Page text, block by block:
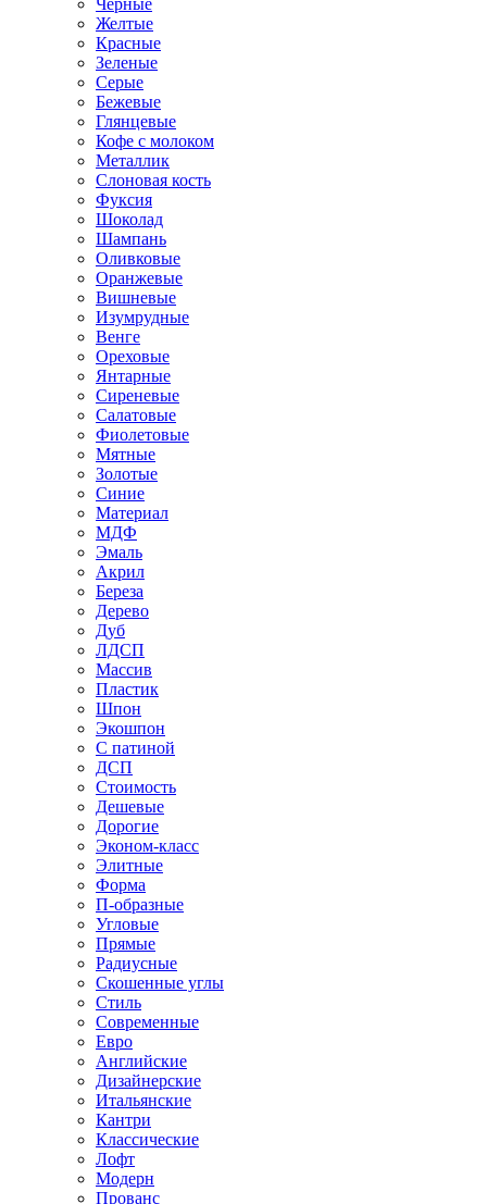
Черные
Желтые
Красные
Зеленые
Серые
Бежевые
Глянцевые
Кофе с молоком
Металлик
Слоновая кость
Фуксия
Шоколад
Шампань
Оливковые
Оранжевые
Вишневые
Изумрудные
Венге
Ореховые
Янтарные
Сиреневые
Салатовые
Фиолетовые
Мятные
Золотые
Синие
Материал
МДФ
Эмаль
Акрил
Береза
Дерево
Дуб
ЛДСП
Массив
Пластик
Шпон
Экошпон
С патиной
ДСП
Стоимость
Дешевые
Дорогие
Эконом-класс
Элитные
Форма
П-образные
Угловые
Прямые
Радиусные
Скошенные углы
Стиль
Современные
Евро
Английские
Дизайнерские
Итальянские
Кантри
Классические
Лофт
Модерн
Прованс